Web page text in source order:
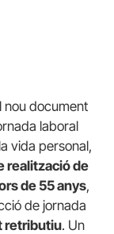
nou document
laboral
vida personal,
realització de
de 55 anys,
de jornada
retributiu. Un